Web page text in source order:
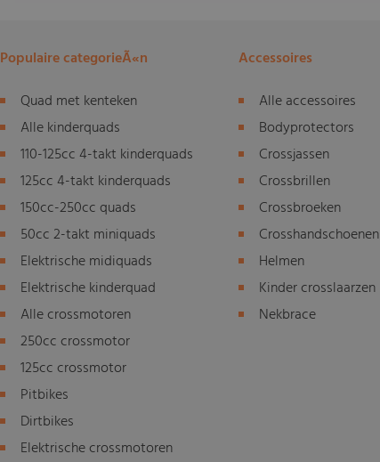
Populaire categorieÃ«n
Quad met kenteken
Alle kinderquads
110-125cc 4-takt kinderquads
125cc 4-takt kinderquads
150cc-250cc quads
50cc 2-takt miniquads
Elektrische midiquads
Elektrische kinderquad
Alle crossmotoren
250cc crossmotor
125cc crossmotor
Pitbikes
Dirtbikes
Elektrische crossmotoren
Accessoires
Alle accessoires
Bodyprotectors
Crossjassen
Crossbrillen
Crossbroeken
Crosshandschoenen
Helmen
Kinder crosslaarzen
Nekbrace